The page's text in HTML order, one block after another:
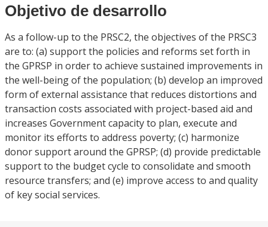
Objetivo de desarrollo
As a follow-up to the PRSC2, the objectives of the PRSC3
are to: (a) support the policies and reforms set forth in
the GPRSP in order to achieve sustained improvements in
the well-being of the population; (b) develop an improved
form of external assistance that reduces distortions and
transaction costs associated with project-based aid and
increases Government capacity to plan, execute and
monitor its efforts to address poverty; (c) harmonize
donor support around the GPRSP; (d) provide predictable
support to the budget cycle to consolidate and smooth
resource transfers; and (e) improve access to and quality
of key social services.